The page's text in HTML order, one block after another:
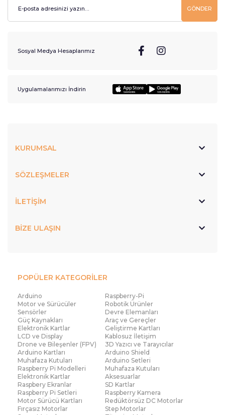
GÖNDER
Sosyal Medya Hesaplarımız
Uygulamalarımızı İndirin
KURUMSAL
SÖZLEŞMELER
İLETİŞİM
BİZE ULAŞIN
POPÜLER KATEGORİLER
Arduino
Raspberry-Pi
Motor ve Sürücüler
Robotik Ürünler
Sensörler
Devre Elemanları
Güç Kaynakları
Araç ve Gereçler
Elektronik Kartlar
Geliştirme Kartları
LCD ve Display
Kablosuz İletişim
Drone ve Bileşenler (FPV)
3D Yazıcı ve Tarayıcılar
Arduino Kartları
Arduino Shield
Muhafaza Kutuları
Arduino Setleri
Raspberry Pi Modelleri
Muhafaza Kutuları
Elektronik Kartlar
Aksesuarlar
Raspbery Ekranlar
SD Kartlar
Raspberry Pi Setleri
Raspberry Kamera
Motor Sürücü Kartları
Redüktörsüz DC Motorlar
Fırçasız Motorlar
Step Motorlar